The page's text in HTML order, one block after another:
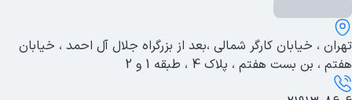
تهران ، خیابان کارگر شمالی ،بعد از بزرگراه جلال آل احمد ، خیابان
هفتم ، بن بست هفتم ، پلاک 4 ، طبقه 1 و 2